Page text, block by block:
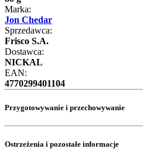
Marka:
Jon Chedar
Sprzedawca:
Frisco S.A.
Dostawca:
NICKAL
EAN:
4770299401104
Przygotowywanie i przechowywanie
Ostrzeżenia i pozostałe informacje